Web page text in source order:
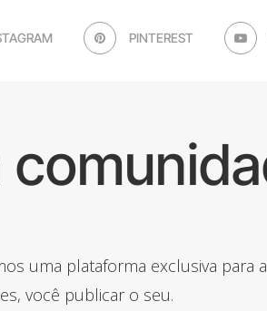
PINTEREST
uma plataforma exclusiva para
você publicar o seu.